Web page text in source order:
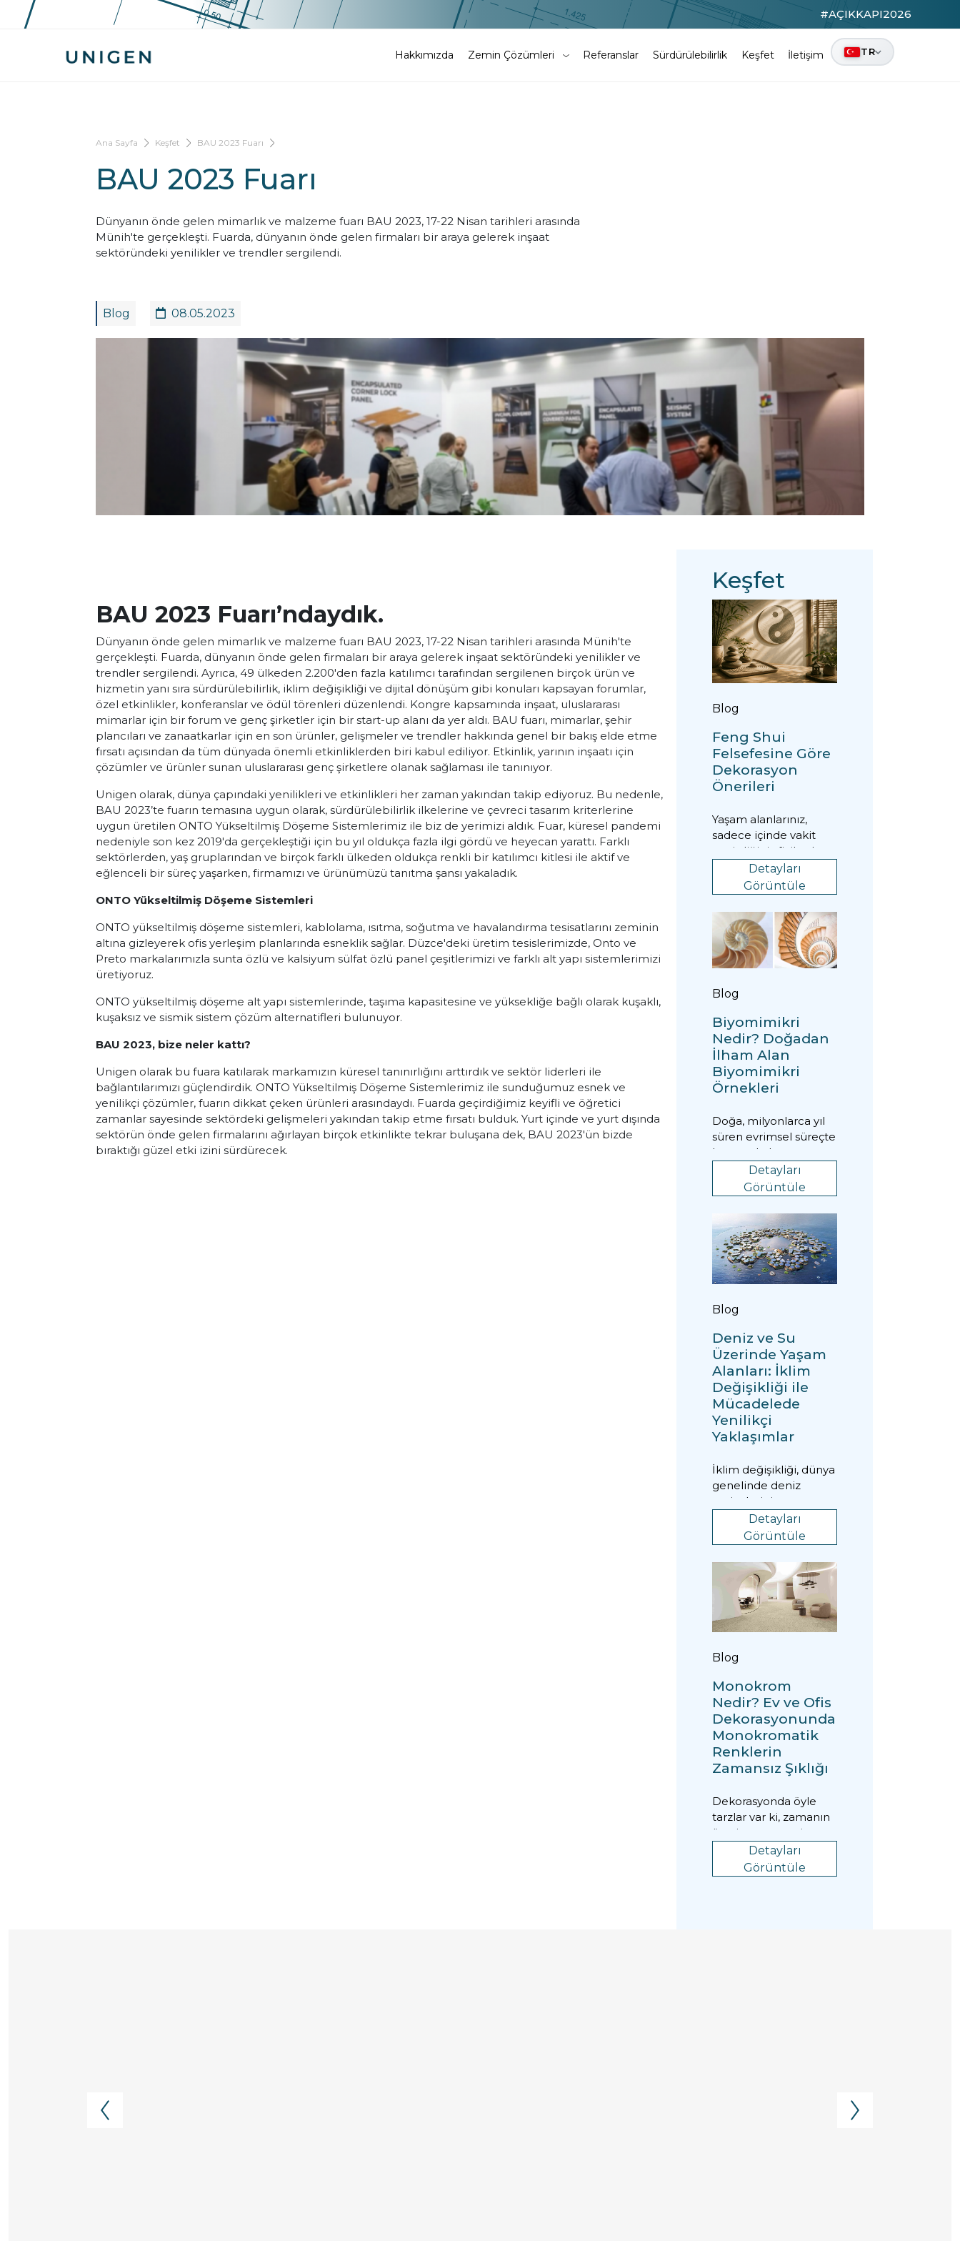
#AÇIKKAPI2026
Hakkımızda Zemin Çözümleri Referanslar Sürdürülebilirlik Keşfet İletişim TR
Ana Sayfa Keşfet BAU 2023 Fuarı
BAU 2023 Fuarı
Dünyanın önde gelen mimarlık ve malzeme fuarı BAU 2023, 17-22 Nisan tarihleri arasında
Münih'te gerçekleşti. Fuarda, dünyanın önde gelen firmaları bir araya gelerek inşaat
sektöründeki yenilikler ve trendler sergilendi.
Blog 08.05.2023
BAU 2023 Fuarı’ndaydık.
Dünyanın önde gelen mimarlık ve malzeme fuarı BAU 2023, 17-22 Nisan tarihleri arasında Münih'te
gerçekleşti. Fuarda, dünyanın önde gelen firmaları bir araya gelerek inşaat sektöründeki yenilikler ve
trendler sergilendi. Ayrıca, 49 ülkeden 2.200'den fazla katılımcı tarafından sergilenen birçok ürün ve
hizmetin yanı sıra sürdürülebilirlik, iklim değişikliği ve dijital dönüşüm gibi konuları kapsayan forumlar,
özel etkinlikler, konferanslar ve ödül törenleri düzenlendi. Kongre kapsamında inşaat, uluslararası
mimarlar için bir forum ve genç şirketler için bir start-up alanı da yer aldı. BAU fuarı, mimarlar, şehir
plancıları ve zanaatkarlar için en son ürünler, gelişmeler ve trendler hakkında genel bir bakış elde etme
fırsatı açısından da tüm dünyada önemli etkinliklerden biri kabul ediliyor. Etkinlik, yarının inşaatı için
çözümler ve ürünler sunan uluslararası genç şirketlere olanak sağlaması ile tanınıyor.
Unigen olarak, dünya çapındaki yenilikleri ve etkinlikleri her zaman yakından takip ediyoruz. Bu nedenle,
BAU 2023’te fuarın temasına uygun olarak, sürdürülebilirlik ilkelerine ve çevreci tasarım kriterlerine
uygun üretilen ONTO Yükseltilmiş Döşeme Sistemlerimiz ile biz de yerimizi aldık. Fuar, küresel pandemi
nedeniyle son kez 2019'da gerçekleştiği için bu yıl oldukça fazla ilgi gördü ve heyecan yarattı. Farklı
sektörlerden, yaş gruplarından ve birçok farklı ülkeden oldukça renkli bir katılımcı kitlesi ile aktif ve
eğlenceli bir süreç yaşarken, firmamızı ve ürünümüzü tanıtma şansı yakaladık.
ONTO Yükseltilmiş Döşeme Sistemleri
ONTO yükseltilmiş döşeme sistemleri, kablolama, ısıtma, soğutma ve havalandırma tesisatlarını zeminin
altına gizleyerek ofis yerleşim planlarında esneklik sağlar. Düzce'deki üretim tesislerimizde, Onto ve
Preto markalarımızla sunta özlü ve kalsiyum sülfat özlü panel çeşitlerimizi ve farklı alt yapı sistemlerimizi
üretiyoruz.
ONTO yükseltilmiş döşeme alt yapı sistemlerinde, taşıma kapasitesine ve yüksekliğe bağlı olarak kuşaklı,
kuşaksız ve sismik sistem çözüm alternatifleri bulunuyor.
BAU 2023, bize neler kattı?
Unigen olarak bu fuara katılarak markamızın küresel tanınırlığını arttırdık ve sektör liderleri ile
bağlantılarımızı güçlendirdik. ONTO Yükseltilmiş Döşeme Sistemlerimiz ile sunduğumuz esnek ve
yenilikçi çözümler, fuarın dikkat çeken ürünleri arasındaydı. Fuarda geçirdiğimiz keyifli ve öğretici
zamanlar sayesinde sektördeki gelişmeleri yakından takip etme fırsatı bulduk. Yurt içinde ve yurt dışında
sektörün önde gelen firmalarını ağırlayan birçok etkinlikte tekrar buluşana dek, BAU 2023'ün bizde
bıraktığı güzel etki izini sürdürecek.
Keşfet
Blog
Feng Shui
Felsefesine Göre
Dekorasyon
Önerileri
Yaşam alanlarınız,
sadece içinde vakit
geçirdiğiniz fiziksel
mekanlar değil; ruh
halinizi, üretkenli...
Detayları
Görüntüle
Blog
Biyomimikri
Nedir? Doğadan
İlham Alan
Biyomimikri
Örnekleri
Doğa, milyonlarca yıl
süren evrimsel süreçte
hayatta kalmayı
başaran en verimli
çözümleri barındırır...
Detayları
Görüntüle
Blog
Deniz ve Su
Üzerinde Yaşam
Alanları: İklim
Değişikliği ile
Mücadelede
Yenilikçi
Yaklaşımlar
İklim değişikliği, dünya
genelinde deniz
seviyelerinin
yükselmesine ve hava
koşullarındaki aşırı
değ...
Detayları
Görüntüle
Blog
Monokrom
Nedir? Ev ve Ofis
Dekorasyonunda
Monokromatik
Renklerin
Zamansız Şıklığı
Dekorasyonda öyle
tarzlar var ki, zamanın
ötesine geçmeyi
başarıyor. Monokrom
stil de tam olarak böy...
Detayları
Görüntüle